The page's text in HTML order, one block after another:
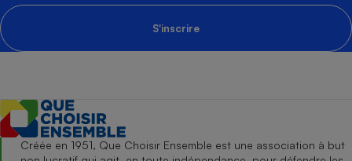
S'inscrire
Créée en 1951, Que Choisir Ensemble est une association à but